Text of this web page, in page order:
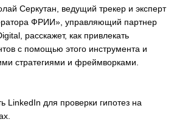
Серкутан, ведущий трекер и эксперт
ФРИИ», управляющий партнер
расскажет, как привлекать
с помощью этого инструмента и
стратегиями и фреймворками.
LinkedIn для проверки гипотез на